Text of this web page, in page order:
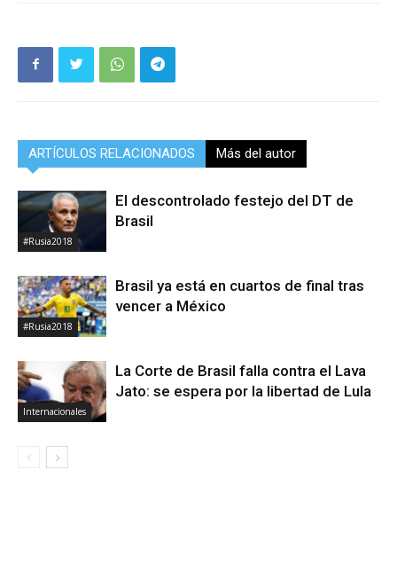
ARTÍCULOS RELACIONADOS Más del autor
#Rusia2018
El descontrolado festejo del DT de
Brasil
#Rusia2018
Brasil ya está en cuartos de final tras
vencer a México
Internacionales
La Corte de Brasil falla contra el Lava
Jato: se espera por la libertad de Lula